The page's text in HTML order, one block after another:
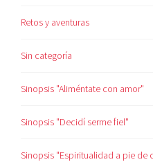
Retos y aventuras
Sin categoría
Sinopsis "Aliméntate con amor"
Sinopsis "Decidí serme fiel"
Sinopsis "Espiritualidad a pie de